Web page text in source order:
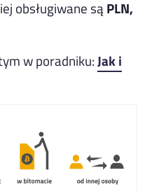
obsługiwane sąPLN,
w poradniku:Jak i